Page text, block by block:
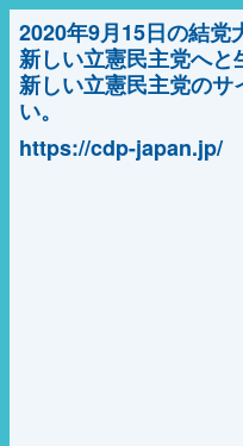
2020年9月15日の結党
新しい立憲民主党へと
新しい立憲民主党のサ
い。
https://cdp-japan.jp/